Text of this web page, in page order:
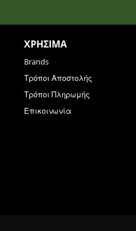
ΧΡΉΣΙΜΑ
Brands
Τρόποι Αποστολής
Τρόποι Πληρωμής
Επικοινωνία